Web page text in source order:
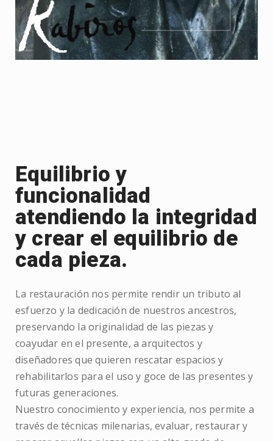
Equilibrio y
funcionalidad
atendiendo la integridad
y crear el equilibrio de
cada pieza.
La restauración nos permite rendir un tributo al
esfuerzo y la dedicación de nuestros ancestros,
preservando la originalidad de las piezas y
coayudar en el presente, a arquitectos y
diseñadores que quieren rescatar espacios y
rehabilitarlos para el uso y goce de las presentes y
futuras generaciones.
Nuestro conocimiento y experiencia, nos permite a
través de técnicas milenarias, evaluar, restaurar y